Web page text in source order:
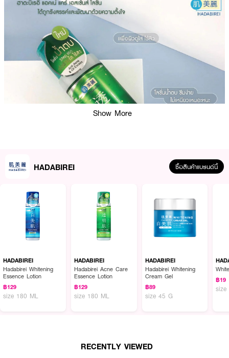
ผลลัพธ์ที่ได้ :
HADABIREI Acne Care Essence Lotion 180ml
Witch Hazel, Natural Herb Complex 6 (HD) & MediCA-PW และ Salicylic
Acid ที่ช่วยลดโอกาสการเกิดสิว และรอยแดงให้แลดูจางลง มีส่วนช่วยในการเร่ง
กระบวนการผลัดชั้นผิวส่วนบน ลดความมันส่วนเกินบนใบหน้า ให้ผิวชุ่มชื้น ดู
สุขภาพดี ใช้ได้แม้ผิวที่แพ้ง่าย ด้วยค่ากรด-ด่างที่ใกล้เคียงกับผิว ปราศจาก
แอลกอฮอล์ และพาราเบน
● ปลอบประโลมผิว ลดการระคายเคือง
Show More
HADABIREI ซื้อสินค้าแบรนด์นี้
HADABIREI
Hadabirei Whitening
Essence Lotion
฿129
size 180 ML
HADABIREI
Hadabirei Acne Care
Essence Lotion
฿129
size 180 ML
HADABIREI
Hadabirei Whitening
Cream Gel
฿89
size 45 G
฿19
size
RECENTLY VIEWED